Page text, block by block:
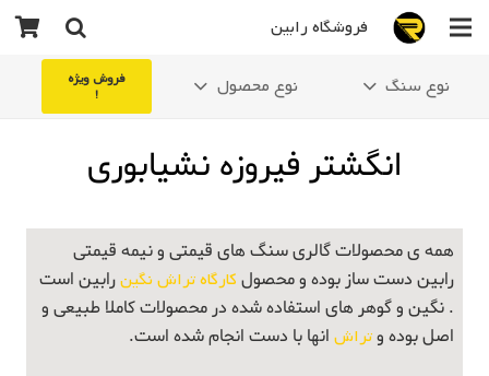
فروشگاه رابین
نوع سنگ نوع محصول
فروش ویژه
!
انگشتر فیروزه نشیابوری
همه ی محصولات گالری سنگ های قیمتی و نیمه قیمتی
رابین دست ساز بوده و محصول کارگاه تراش نگینرابین است
. نگین و گوهر های استفاده شده در محصولات کاملا طبیعی و
اصل بوده وتراش انها با دست انجام شده است.